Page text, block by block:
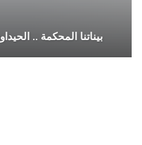
بيناتنا المحكمة ..